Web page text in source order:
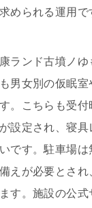
められる運用で
ランド古墳ノ
男女別の仮眠室
。こちらも受付
設定され、寝具
です。駐車場
えが必要とさ
す。施設の公